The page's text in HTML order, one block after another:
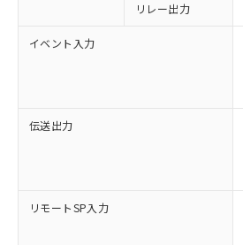
リレー出力
イベント入力
伝送出力
リモートSP入力